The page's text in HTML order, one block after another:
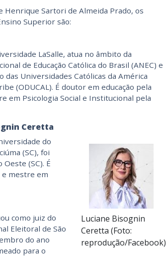
Henrique Sartori de Almeida Prado, os
Superior são:
LaSalle, atua no âmbito da
de Educação Católica do Brasil (ANEC) e
das Universidades Católicas da América
(ODUCAL). É doutor em educação pela
em Psicologia Social e Institucional pela
Ceretta
Luciane Bisognin
Ceretta (Foto:
reprodução/Facebook)
do
(SC), foi
(SC). É
e mestre em
como juiz do
Eleitoral de São
do ano
para o